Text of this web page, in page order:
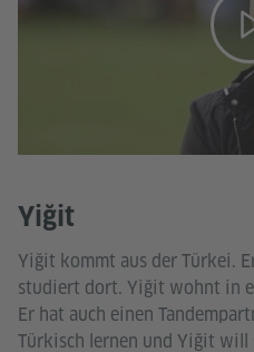
Yiğit
Yiğit kommt aus der Türkei.
studiert dort. Yiğit wohnt in
Er hat auch einen
Türkisch lernen und Yiğit will